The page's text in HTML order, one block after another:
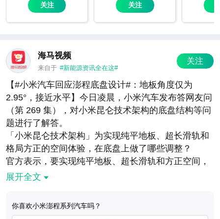
关注 关注
海马视频
来自于 #新能源资讯全在这#
关注
【#小米汽车回应澎程底盘设计#：地板角度仅为
2.95°，接近水平】今日凌晨，小米汽车发布答网友问
（第 269 集），对小米昆仑技术架构的底盘结构等问
题进行了解答。
「小米昆仑技术架构」为实现纯平地板、超长滑轨和
格局方正的空间体验，在底盘上做了哪些调整？
官方表示，要实现纯平地板、超长滑轨和方正空间，
必须从架构层面对底盘做系统性调整。小米昆仑技术
和悬架舒适性，下面以 N90 Max 为例给大家介绍一
展开全文
你喜欢小米澎程系列汽车吗？